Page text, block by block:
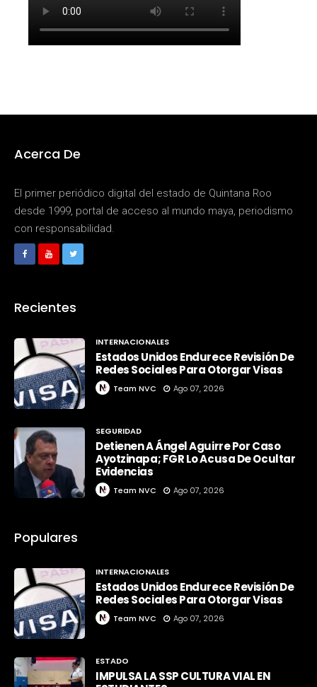
Acerca De
El primer periódico digital del estado de Quintana Roo
desde 1999, portal de acceso al mundo maya, periodismo
con responsabilidad.
Recientes
INTERNACIONALES
Estados Unidos Endurece Revisión De
Redes Sociales Para Otorgar Visas
Team NVC Ago 07, 2026
SEGURIDAD
Detienen A Ángel Aguirre Por Caso
Ayotzinapa; FGR Lo Acusa De Ocultar
Evidencias
Team NVC Ago 07, 2026
Populares
INTERNACIONALES
Estados Unidos Endurece Revisión De
Redes Sociales Para Otorgar Visas
Team NVC Ago 07, 2026
ESTADO
IMPULSA LA SSP CULTURA VIAL EN